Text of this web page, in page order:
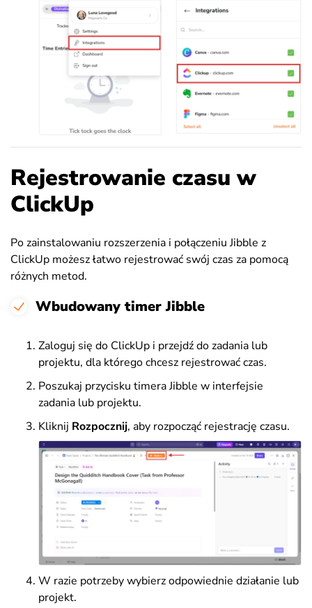
Rejestrowanie czasu w
ClickUp
Po zainstalowaniu rozszerzenia i połączeniu Jibble z
ClickUp możesz łatwo rejestrować swój czas za pomocą
różnych metod.
Wbudowany timer Jibble
Zaloguj się do ClickUp i przejdź do zadania lub
projektu, dla którego chcesz rejestrować czas.
Poszukaj przycisku timera Jibble w interfejsie
zadania lub projektu.
Kliknij Rozpocznij, aby rozpocząć rejestrację czasu.
W razie potrzeby wybierz odpowiednie działanie lub
projekt.